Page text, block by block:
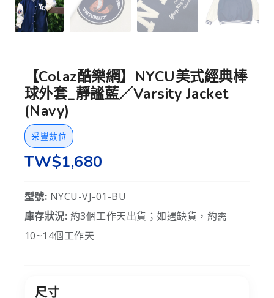
【Colaz酷樂網】NYCU美式經典棒
球外套_靜謐藍／Varsity Jacket
(Navy)
采豐數位
TW$1,680
型號: NYCU-VJ-01-BU
庫存狀況: 約3個工作天出貨；如遇缺貨，約需
10~14個工作天
尺寸